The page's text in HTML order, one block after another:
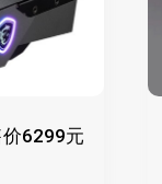
6299元